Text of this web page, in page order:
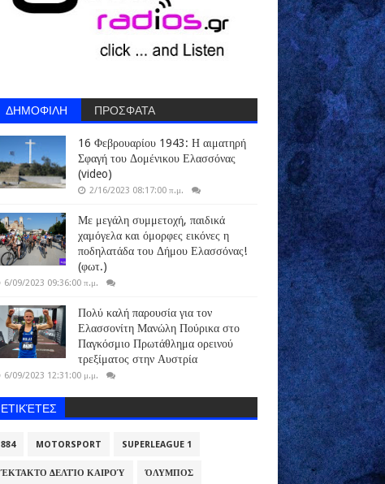
ΔΗΜΟΦΙΛΗ ΠΡΟΣΦΑΤΑ
16 Φεβρουαρίου 1943: Η αιματηρή
Σφαγή του Δομένικου Ελασσόνας
(video)
2/16/2023 08:17:00 π.μ.
Με μεγάλη συμμετοχή, παιδικά
χαμόγελα και όμορφες εικόνες η
ποδηλατάδα του Δήμου Ελασσόνας!
(φωτ.)
6/09/2023 09:36:00 π.μ.
Πολύ καλή παρουσία για τον
Ελασσονίτη Μανώλη Πούρικα στο
Παγκόσμιο Πρωτάθλημα ορεινού
τρεξίματος στην Αυστρία
6/09/2023 12:31:00 μ.μ.
ΕΤΙΚΈΤΕΣ
884 MOTORSPORT SUPERLEAGUE 1
ΈΚΤΑΚΤΟ ΔΕΛΤΊΟ ΚΑΙΡΟΎ ΌΛΥΜΠΟΣ